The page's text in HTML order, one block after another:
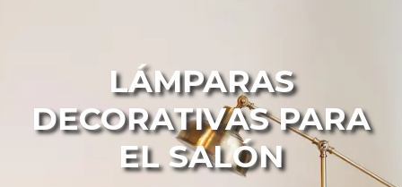
LÁMPARAS
DECORATIVAS PARA
EL SALÓN